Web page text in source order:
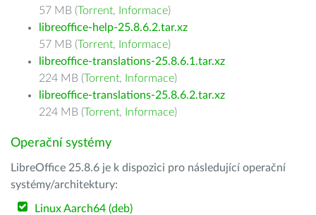
57 MB (Torrent, Informace)
libreoffice-help-25.8.6.2.tar.xz
57 MB (Torrent, Informace)
libreoffice-translations-25.8.6.1.tar.xz
224 MB (Torrent, Informace)
libreoffice-translations-25.8.6.2.tar.xz
224 MB (Torrent, Informace)
Operační systémy
LibreOffice 25.8.6 je k dispozici pro následující operační
systémy/architektury:
Linux Aarch64 (deb)